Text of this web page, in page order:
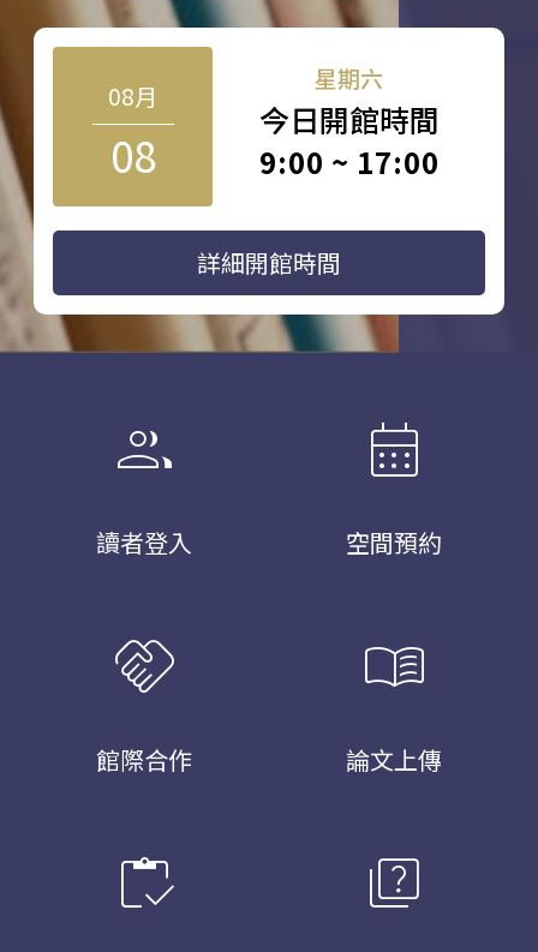
08月
08
星期六
今日開館時間
9:00 ~ 17:00
詳細開館時間
group
讀者登入
calendar_month
空間預約
handshake
館際合作
menu_book
論文上傳
inventory quiz